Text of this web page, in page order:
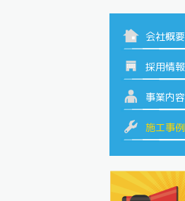
会社概要
採用情報
事業内容
施工事例